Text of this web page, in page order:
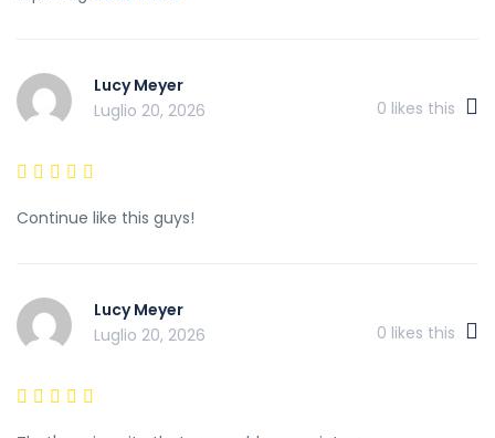
Lucy Meyer
Luglio 20, 2026
0 likes this
Continue like this guys!
Lucy Meyer
Luglio 20, 2026
0 likes this